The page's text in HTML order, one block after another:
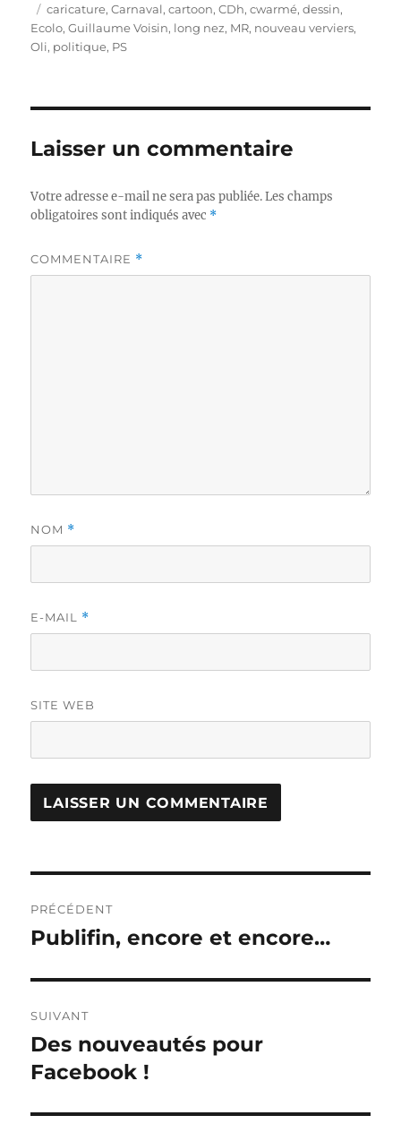
le
Étiquettes
caricature,Carnaval,cartoon,CDh,cwarmé,dessin,
Ecolo,Guillaume Voisin, long nez, MR, nouveau verviers,
Oli, politique, PS
Laisser un commentaire
Votre adresse e-mail ne sera pas publiée. Les champs
obligatoires sont indiqués avec *
COMMENTAIRE *
NOM *
E-MAIL *
SITE WEB
de
PRÉCÉDENT
Publication
Publifin, encore et encore…
SUIVANT
Publication
suivante :
Des nouveautés pour
Facebook !